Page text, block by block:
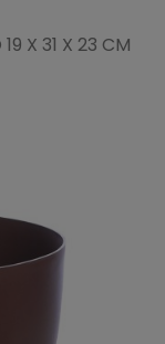
X 31 X 23 CM